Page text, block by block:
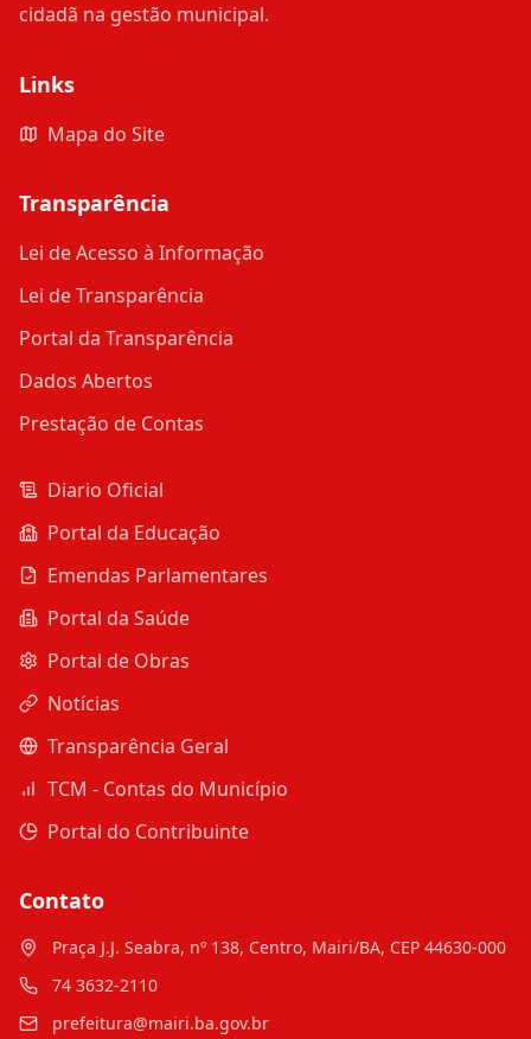
cidadã na gestão municipal.
Links
Mapa do Site
Transparência
Lei de Acesso à Informação
Lei de Transparência
Portal da Transparência
Dados Abertos
Prestação de Contas
Diario Oficial
Portal da Educação
Emendas Parlamentares
Portal da Saúde
Portal de Obras
Notícias
Transparência Geral
TCM - Contas do Município
Portal do Contribuinte
Contato
Praça J.J. Seabra, nº 138, Centro, Mairi/BA, CEP 44630-000
74 3632-2110
prefeitura@mairi.ba.gov.br